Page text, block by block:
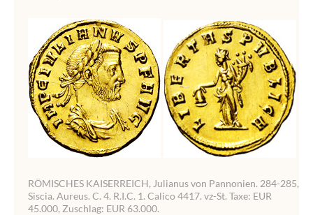
RÖMISCHES KAISERREICH, Julianus von Pannonien. 284-285,
Siscia. Aureus. C. 4. R.I.C. 1. Calico 4417. vz-St. Taxe: EUR
45.000, Zuschlag: EUR 63.000.